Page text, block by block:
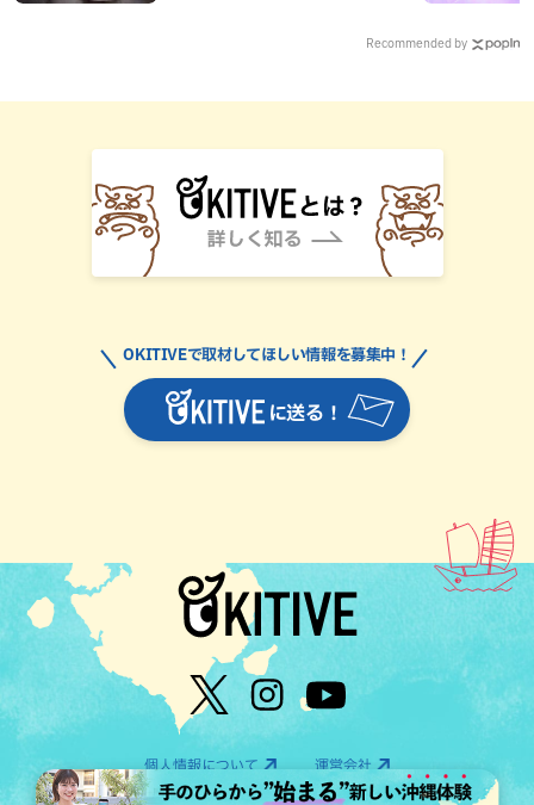
Recommended by
に送る！
OKITIVEで取材してほしい情報を募集中！
個人情報について 運営会社